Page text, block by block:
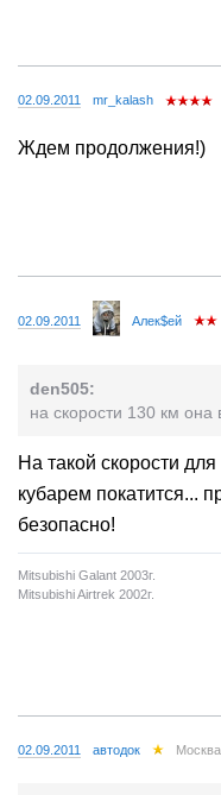
02.09.2011 mr_kalash
Ждем продолжения!)
02.09.2011 Алек$ей
den505:
на скорости 130 км она
На такой скорости
кубарем покатится...
безопасно!
Mitsubishi Galant 2003г.
Mitsubishi Airtrek 2002г.
02.09.2011 автодок Москва